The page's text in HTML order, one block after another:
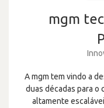
mgm
A mgm tem vindo a
duas décadas para o
altamente